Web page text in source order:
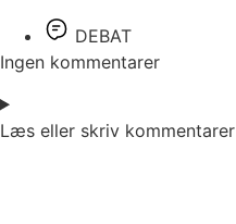
DEBAT
Ingen kommentarer
Læs eller skriv kommentarer